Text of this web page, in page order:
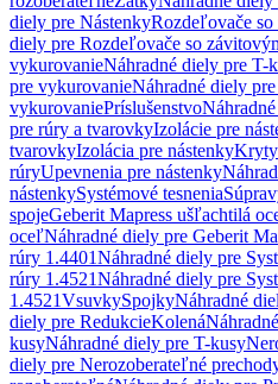
diely pre NástenkyRozdeľovače
diely pre Rozdeľovače so
vykurovanieNáhradné diely pre T-
pre vykurovanieNáhradné diely
vykurovaniePríslušenstvo
pre rúry a tvarovkyIzolácie pre
tvarovkyIzolácia pre nástenky
rúryUpevnenia pre nástenky
nástenkySystémové tesnenia
spojeGeberit Mapress ušľachtilá
oceľNáhradné diely pre Geberit
rúry 1.4401Náhradné diely pre
rúry 1.4521Náhradné diely pre
1.4521VsuvkySpojkyNáhradné
diely pre RedukcieKolená
kusyNáhradné diely pre T-kusy
diely pre Nerozoberateľné